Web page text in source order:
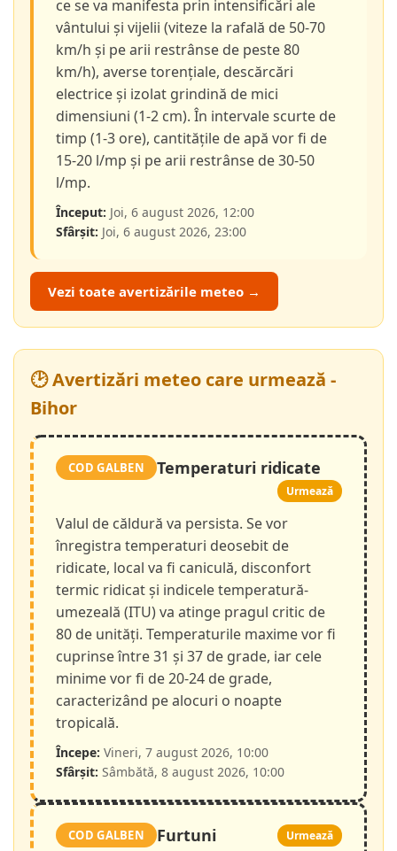
ce se va manifesta prin intensificări ale
vântului și vijelii (viteze la rafală de 50-70
km/h și pe arii restrânse de peste 80
km/h), averse torențiale, descărcări
electrice și izolat grindină de mici
dimensiuni (1-2 cm). În intervale scurte de
timp (1-3 ore), cantitățile de apă vor fi de
15-20 l/mp și pe arii restrânse de 30-50
l/mp.
Început: Joi, 6 august 2026, 12:00
Sfârșit: Joi, 6 august 2026, 23:00
Vezi toate avertizările meteo →
🕑 Avertizări meteo care urmează -
Bihor
COD GALBEN Temperaturi ridicate
Urmează
Valul de căldură va persista. Se vor
înregistra temperaturi deosebit de
ridicate, local va fi caniculă, disconfort
termic ridicat și indicele temperatură-
umezeală (ITU) va atinge pragul critic de
80 de unități. Temperaturile maxime vor fi
cuprinse între 31 și 37 de grade, iar cele
minime vor fi de 20-24 de grade,
caracterizând pe alocuri o noapte
tropicală.
Începe: Vineri, 7 august 2026, 10:00
Sfârșit: Sâmbătă, 8 august 2026, 10:00
COD GALBEN Furtuni Urmează